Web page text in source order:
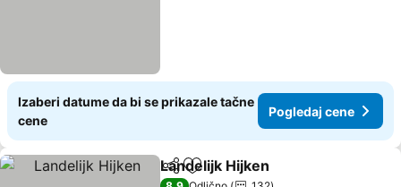
Izaberi datume da bi se prikazale tačne
cene
Pogledaj cene
Deli Dodati u favorite
Landelijk Hijken